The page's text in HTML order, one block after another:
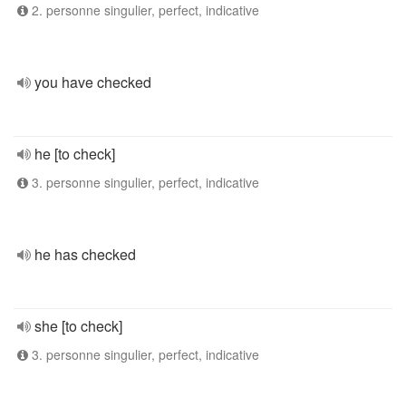
2. personne singulier, perfect, indicative
you have checked
he [to check]
3. personne singulier, perfect, indicative
he has checked
she [to check]
3. personne singulier, perfect, indicative